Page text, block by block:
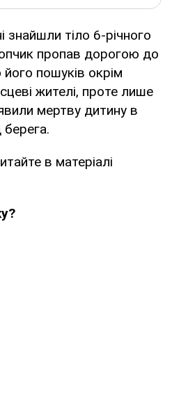
тіло 6-річного
пропав дорогою до
пошуків окрім
жителі, проте лише
мертву дитину в
берега.
в матеріалі